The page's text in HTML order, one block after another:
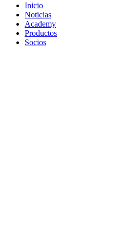
Inicio
Noticias
Academy
Productos
Socios